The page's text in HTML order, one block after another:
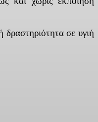
σε υγιή